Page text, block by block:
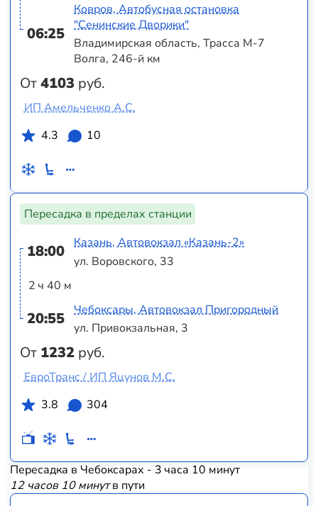
06:25
От4103 руб.
Ковров, Автобусная остановка
"Сенинские Дворики"
Владимирская область, Трасса М-7
Волга, 246-й км
ИП Амельченко А.С.
4.3
10
Пересадка в пределах станции
18:00
2 ч 40 м
20:55
От 1232 руб.
Казань, Автовокзал «‎Казань-2»
ул. Воровского, 33
Чебоксары, Автовокзал Пригородный
ул. Привокзальная, 3
ЕвроТранс / ИП Яцунов М.С.
3.8
304
Пересадка в Чебоксарах - 3 часа 10 минут
12 часов 10 минутв пути